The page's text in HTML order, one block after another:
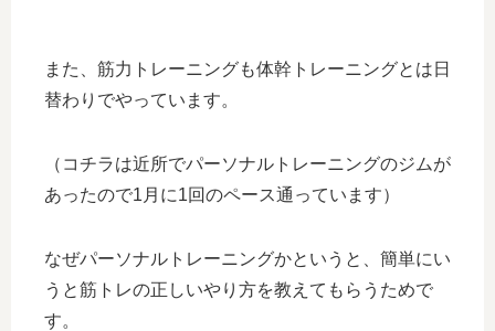
また、筋力トレーニングも体幹トレーニングとは日
替わりでやっています。
（コチラは近所でパーソナルトレーニングのジムが
あったので1月に1回のペース通っています）
なぜパーソナルトレーニングかというと、簡単にい
うと筋トレの正しいやり方を教えてもらうためで
す。